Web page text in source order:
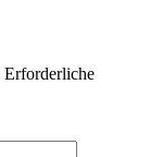
Erforderliche